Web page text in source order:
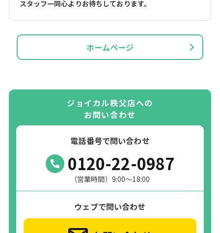
ホームページ
スタッフ一同心よりお待ちしております。
ジョイカル秩父店への
お問い合わせ
電話番号で問い合わせ
0120-22-0987
（営業時間）9:00～18:00
ウェブで問い合わせ